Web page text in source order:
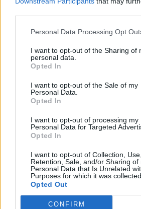
Personal Data Processing Opt
I want to opt-out of the Sharing of
personal data.
Opted In
I want to opt-out of the Sale of my
Personal Data.
Opted In
I want to opt-out of processing my
Personal Data for Targeted
Opted In
I want to opt-out of Collection, Use,
Retention, Sale, and/or Sharing of
Personal Data that Is Unrelated
Purposes for which it was collected.
Opted Out
CONFIRM
vaistininkė E. Ramaškienė.
gėrimais
Vaistininkė priduria, kad
kurie karštą dieną godžiai
arba labai šaltais gėrimais.
gėrimai ne tik gali sukelti
būtų klaidinga manyti, jog
geriausiai atgaivina. Norint
patartina troškulį numalšinti
temperatūros ar netgi dar